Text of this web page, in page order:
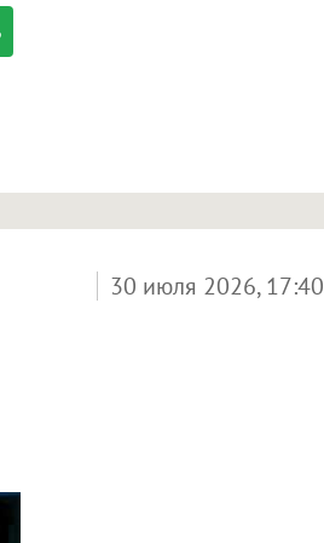
30 июля 2026, 17:40